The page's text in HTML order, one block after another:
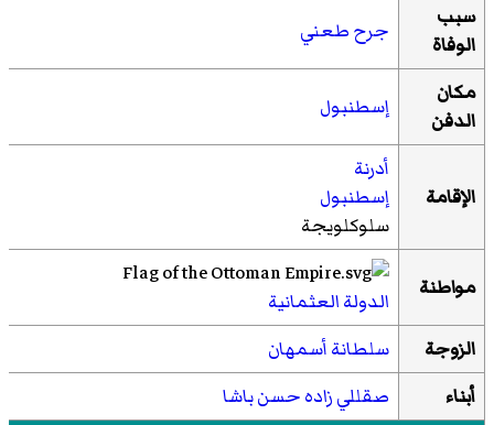
سبب
الوفاة
جرح طعني
مكان
الدفن
إسطنبول
الإقامة
أدرنة
إسطنبول
سلوكلویجة
مواطنة
الدولة العثمانية
الزوجة
سلطانة أسمهان
أبناء
صقللي زاده حسن باشا